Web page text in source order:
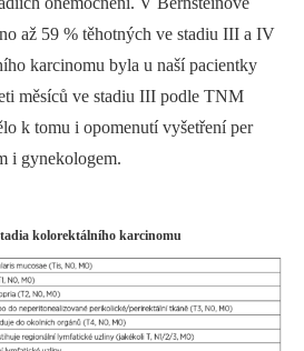
až 59 % těhotných ve stadiu III a IV
karcinomu byla u naší pacientky
měsíců ve stadiu III podle TNM
k tomu i opomenutí vyšetření per
i gynekologem.
kolorektálního karcinomu